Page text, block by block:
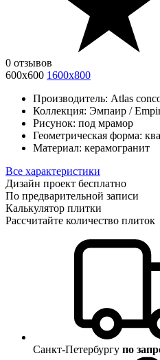
0 отзывов
600x600 1600x800
Производитель: Atlas
Коллекция: Эмпаир /
Рисунок: под мрамор
Геометрическая форма:
Материал: керамогранит
Все характеристики
Дизайн проект бесплатно
По предварительной записи
Калькулятор плитки
Рассчитайте количество плиток
Санкт-Петербургу по